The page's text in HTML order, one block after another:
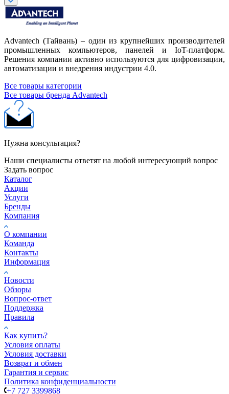
Advantech (Тайвань) – один из крупнейших производителей
промышленных компьютеров, панелей и IoT-платформ.
Решения компании активно используются для цифровизации,
автоматизации и внедрения индустрии 4.0.
Все товары категории
Все товары бренда Advantech
Нужна консультация?
Наши специалисты ответят на любой интересующий вопрос
Задать вопрос
Каталог
Акции
Услуги
Бренды
Компания
О компании
Команда
Контакты
Информация
Новости
Обзоры
Вопрос-ответ
Поддержка
Правила
Как купить?
Условия оплаты
Условия доставки
Возврат и обмен
Гарантия и сервис
Политика конфиденциальности
+7 727 3399868